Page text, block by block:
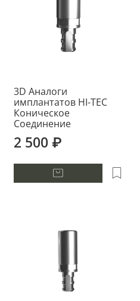
3D Аналоги
имплантатов HI-TEC
Коническое
Соединение
2 500 ₽